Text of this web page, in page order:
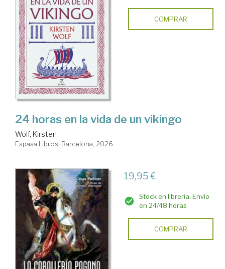
COMPRAR
24 horas en la vida de un vikingo
Wolf, Kirsten
Espasa Libros. Barcelona, 2026
19,95 €
Stock en librería. Envío
en 24/48 horas
COMPRAR